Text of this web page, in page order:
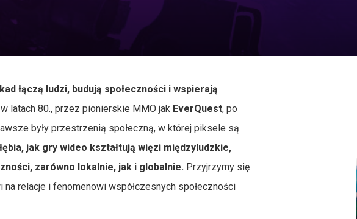
łączą ludzi, budują społeczności i wspierają
latach 80., przez pionierskie MMO jak EverQuest, po
były przestrzenią społeczną, w której piksele są
jak gry wideo kształtują więzi międzyludzkie,
zarówno lokalnie, jak i globalnie. Przyjrzymy się
relacje i fenomenowi współczesnych społeczności